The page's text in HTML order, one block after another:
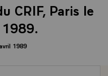
CRIF, Paris le
1989